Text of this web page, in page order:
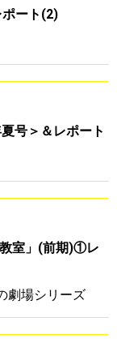
ポート(2)
号＞＆レポート
室」(前期)①レ
劇場シリーズ